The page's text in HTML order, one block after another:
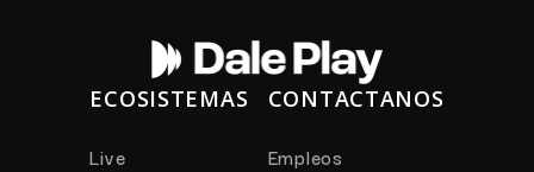
ECOSISTEMAS
Live
CONTACTANOS
Empleos